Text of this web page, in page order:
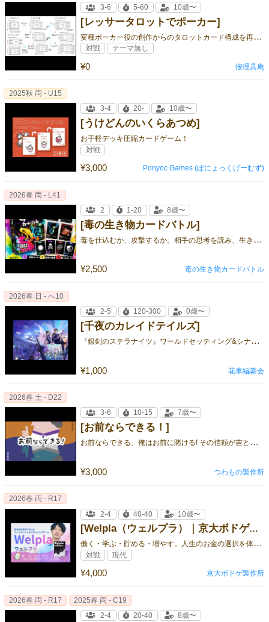
[レッサータロットでポーカー]
変
種ポーカー役の創作からのタロットカード構成を再発明！
¥0
3-6 5-60 10歳〜
対戦 テーマ無し
按理具庵
[うけどんのいくらあつめ]
お手軽デッキ圧縮カードゲーム！
¥3,000
2025秋 両 - U15
3-4
20- 10歳〜
対戦
Ponyoc Games (ぽにょっくげーむず)
[毒の生き物カードバトル]
毒
を仕込むか、攻撃するか。相手の思考を読み、生き残れ。
¥2,500
2026春 両 - L41
2
1-20 8歳〜
毒の生き物カードバトル
[千夜のカレイドテイルズ]
『
銀剣のステラナイツ』ワールドセッティング&シナリオ集
¥1,000
2026春 日 - へ10
2-5
120-300 0歳〜
花車編纂会
[お前ならできる！]
お
前ならできる、俺はお前に賭ける! その信頼が吉と出るか凶と出るか、 期待と緊張渦巻く運命の勝負が、今始まる、、！ ⭐︎パーティ
¥3,000
2026春 土 - D22
3-6
10-15 7歳〜
つわもの製作所
[Welpla（ウェルプラ）｜京大ボドゲ製作所]
働
く・学ぶ・貯める・増やす。人生のお金の選択を体感するファイナンシャルプランニングゲーム
¥4,000
2026春 両 - R17
2-4
40-40 10歳〜
対戦 現代
京大ボドゲ製作所
2026春 両 - R17
2025春 両 - C19
2-4
20-40 8歳〜